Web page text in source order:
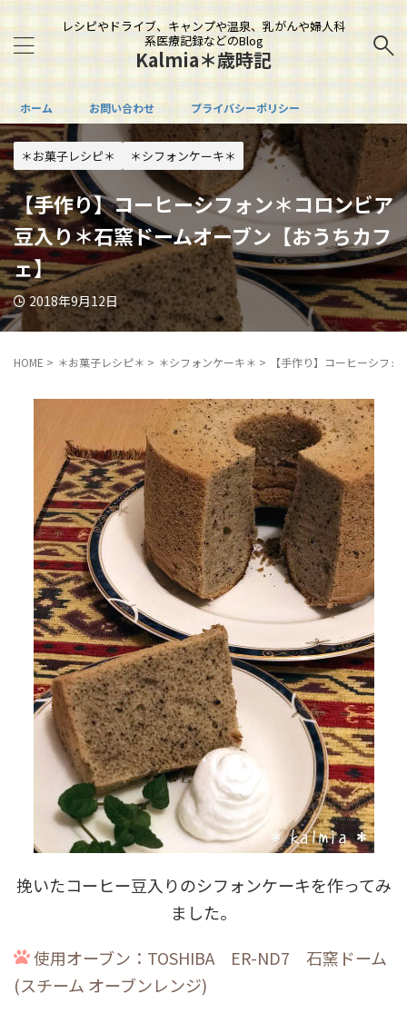
レシピやドライブ、キャンプや温泉、乳がんや婦人科
系医療記録などのBlog
Kalmia＊歳時記
ホーム お問い合わせ プライバシーポリシー
＊お菓子レシピ＊ ＊シフォンケーキ＊
【手作り】コーヒーシフォン＊コロンビア
豆入り＊石窯ドームオーブン【おうちカフ
ェ】
2018年9月12日
HOME > ＊お菓子レシピ＊ > ＊シフォンケーキ＊ > 【手作り】コーヒーシフ
挽いたコーヒー豆入りのシフォンケーキを作ってみ
ました。
使用オーブン：TOSHIBA ER-ND7 石窯ドーム
(スチーム オーブンレンジ)